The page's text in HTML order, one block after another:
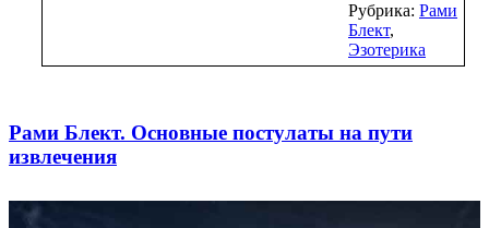
Рубрика: Рами
Блект,
Эзотерика
Рами Блект. Основные постулаты на пути
извлечения